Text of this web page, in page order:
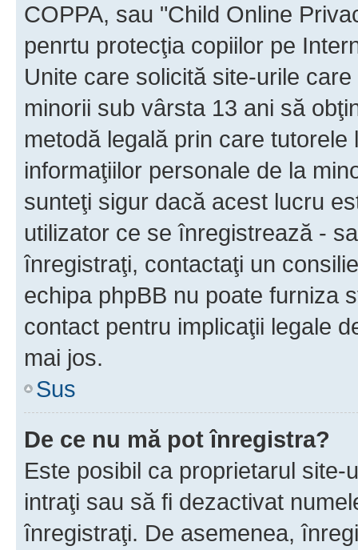
COPPA, sau "Child Online
penrtu protecţia copiilor pe
Unite care solicită site-urile
minorii sub vârsta 13 ani să
metodă legală prin care
informaţiilor personale de la
sunteţi sigur dacă acest lucru
utilizator ce se înregistrează -
înregistraţi, contactaţi un
echipa phpBB nu poate furniza
contact pentru implicaţii legale
mai jos.
Sus
De ce nu mă pot înregistra?
Este posibil ca proprietarul
intraţi sau să fi dezactivat
înregistraţi. De asemenea,